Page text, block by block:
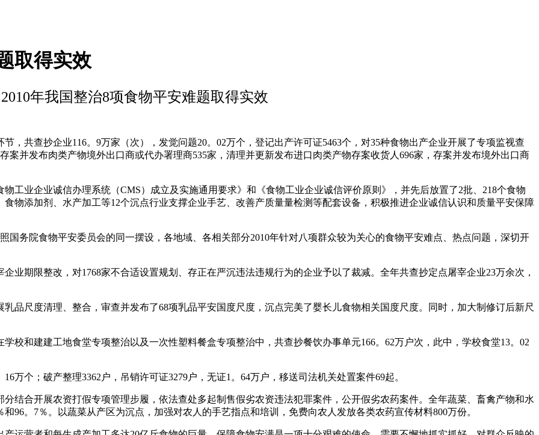
取得实效
2010年我国整治8项食物平安难题取得实效
共查抄企业116。9万家（次），发觉问题20。02万个，登记出产许可证5463个，对35种食物出产企业开展了专项监视查
案并发布肉类产物境外出口商或代办署理商535家，清理并更新发布进口肉类产物存案收货人696家，存案并发布境外出口商
业企业诚信办理系统（CMS）成立及实施通用要求》和《食物工业企业诚信评价原则》，并先后放置了2批、218个食物
物添加剂、水产加工等12个沉点行业支撑企业手艺、改善产质量量检测等配套设备，积极推进企业诚信认识和质量平安保障
院食物平安委员会的同一摆设，各地域、各相关部分2010年针对八项群众较为关心的食物平安难点、热点问题，深切开
期限整改，对1768家不合适设置规划、存正在严沉违法违规行为的企业予以了裁减。全年共查抄定点屠宰企业23万余次，
尺度清理、整合，审查并发布了68项乳品平安国度尺度，沉点完美了婴长儿食物相关国度尺度。同时，加大制修订后新尺
和建建工地食堂专项整治以及一次性塑料餐盒专项整治中，共查抄餐饮办事单元166。62万户次，此中，学校食堂13。02
个；破产整理3362户，吊销许可证3279户，无证1。64万户，移送司法机关处置案件69起。
合开展农资打假专项管理步履，依法查处多起制售假劣农资违法犯罪案件，公开假劣农药案件。全年蔬菜、畜禽产物和水
96。7％。以蔬菜从产区为沉点，加强对农人的手艺指点和培训，免费向农人发放各类农药宣传材料800万份。